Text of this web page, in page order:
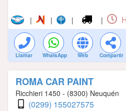
| | | |
Llamar WhatsApp Web Compartir
ROMA CAR PAINT
Ricchieri 1450 - (8300) Neuquén
(0299) 155027575